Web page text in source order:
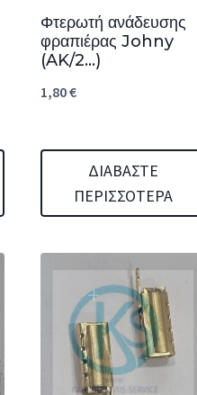
Φτερωτή ανάδευσης
φραπιέρας Johny
(AK/2…)
1,80€
ΔΙΑΒΆΣΤΕ
ΠΕΡΙΣΣΌΤΕΡΑ